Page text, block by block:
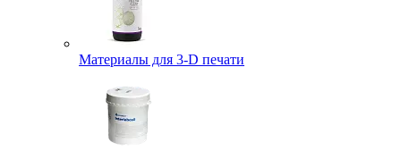
Материалы для 3-D печати